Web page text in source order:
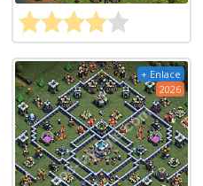
+ Enlace
2026